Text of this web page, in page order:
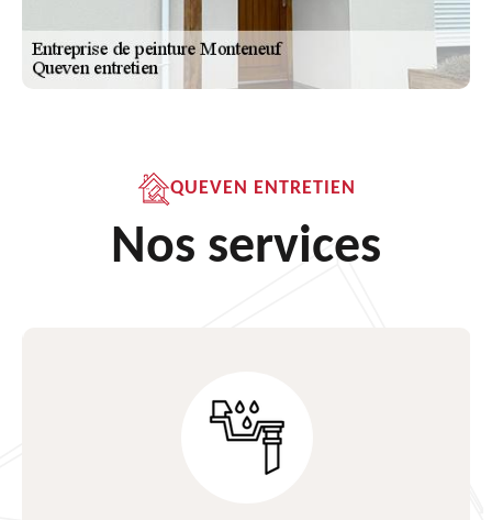
QUEVEN ENTRETIEN
Nos services